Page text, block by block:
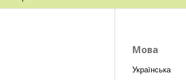
Мова
Українська